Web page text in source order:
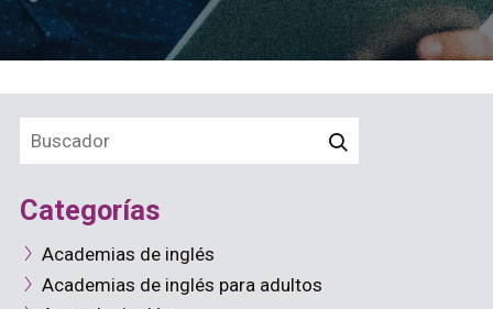
Categorías
Academias de inglés
Academias de inglés para adultos